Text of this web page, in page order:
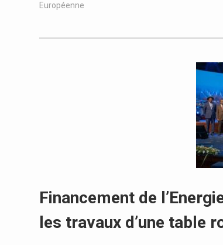
Européenne
Financement de
les travaux d’une table